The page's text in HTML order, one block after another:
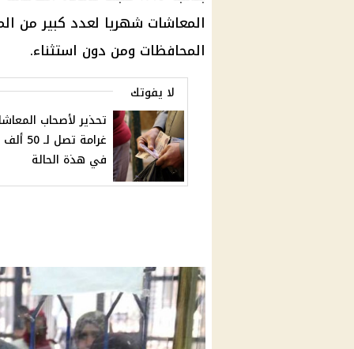
المعاشات
المحافظات ومن دون استثناء.
لا يفوتك
تحذير لأصحاب
غرامة تصل
في هذة الحالة